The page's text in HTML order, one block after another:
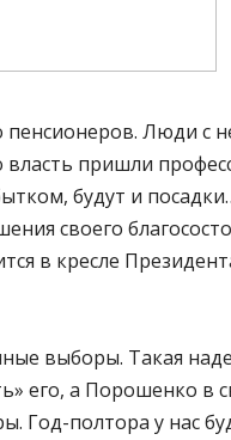
пенсионеров.
пришли
будут и
своего
кресле
выборы. Такая
его, а Порошенко в
полтора у нас